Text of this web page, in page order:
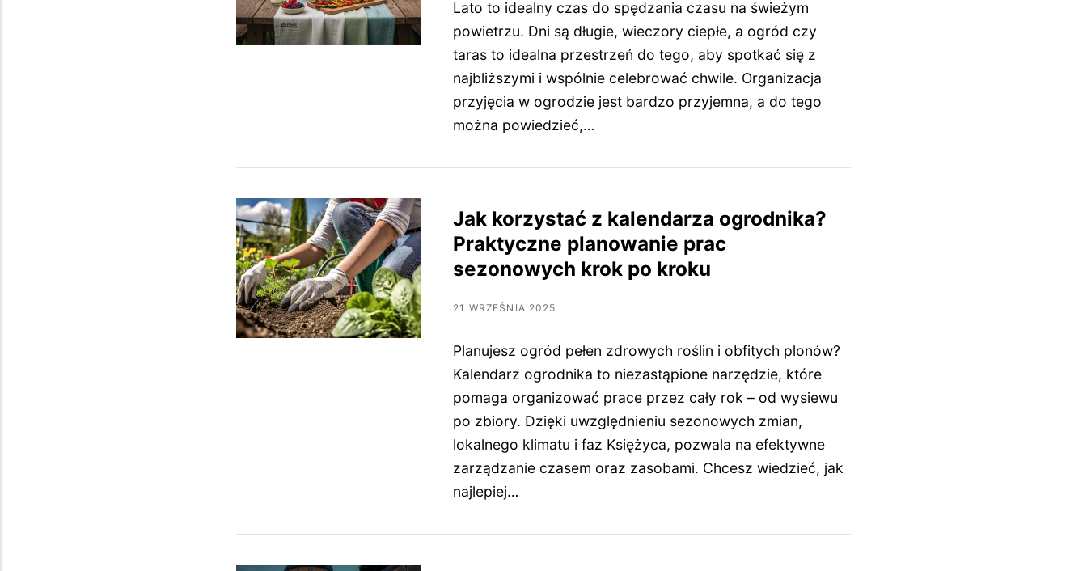
Lato to idealny czas do spędzania czasu na świeżym
powietrzu. Dni są długie, wieczory ciepłe, a ogród czy
taras to idealna przestrzeń do tego, aby spotkać się z
najbliższymi i wspólnie celebrować chwile. Organizacja
przyjęcia w ogrodzie jest bardzo przyjemna, a do tego
można powiedzieć,…
Jak korzystać z kalendarza ogrodnika?
Praktyczne planowanie prac
sezonowych krok po kroku
21 WRZEŚNIA 2025
Planujesz ogród pełen zdrowych roślin i obfitych plonów?
Kalendarz ogrodnika to niezastąpione narzędzie, które
pomaga organizować prace przez cały rok – od wysiewu
po zbiory. Dzięki uwzględnieniu sezonowych zmian,
lokalnego klimatu i faz Księżyca, pozwala na efektywne
zarządzanie czasem oraz zasobami. Chcesz wiedzieć, jak
najlepiej…